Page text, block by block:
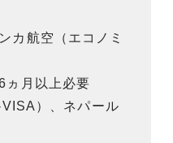
カ航空（エコノミ
ヵ月以上必要
）、ネパール